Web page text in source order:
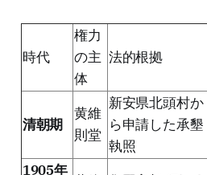
時代
権力
の主
体
法的根拠
清朝期
黄維
則堂
新安県北頭村か
ら申請した承墾
執照
1905年